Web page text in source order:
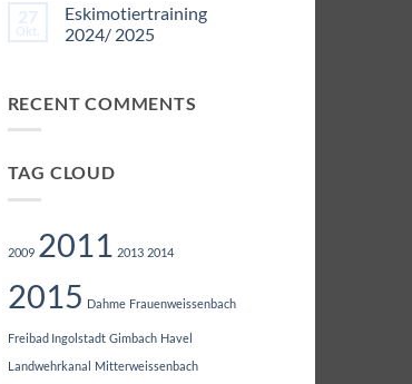
Danubien
zu
Wuidwossa
Camp
27
Okt.
Eskimotiertraining
2024/ 2025
Eskimotiertraining
2024/
RECENT COMMENTS
TAG CLOUD
2009 2011 2013 2014
2015 Dahme Frauenweissenbach
Freibad Ingolstadt Gimbach Havel
Landwehrkanal Mitterweissenbach